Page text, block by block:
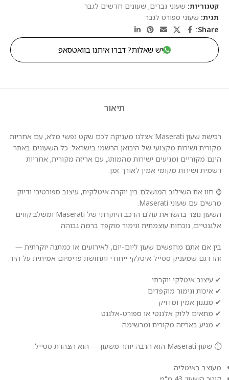
קטגוריות: שעוני גברים, שעונים חדשים לגבר
תגית: שעוני ספורט לגבר
Share:
יש שאלות? דברו איתנו בוואטסאפ
תיאור
רכישת שעון Maserati אצלנו מעניקה לכם שקט נפשי מלא, עם אחריות
מקורית ושירות מקצועי של היבואן הרשמי בישראל. כל השעונים באתר
הינם מקוריים ומגיעים ישירות מהמותג, עם אריזה מקורית, אחריות
רשמית ושירות מקומי אמין לאורך זמן.
⌚ חוו את השילוב המושלם בין יוקרה איטלקית, עיצוב ספורטיבי ודיוק
מרשים עם שעוני Maserati.
השעון נוצר בהשראת עולם הרכב היוקרתי של Maserati ומשלב קווים
אלגנטיים, נוכחות עוצמתית וגימור מוקפד ברמה גבוהה.
בין אם אתם מחפשים שעון ליום-יום, לאירועים או כמתנה יוקרתית —
זהו דגם שמעניק סטייל איטלקי ייחודי ותחושת פרימיום אמיתית על היד.
✔ עיצוב איטלקי יוקרתי
✔ איכות וגימור מוקפדים
✔ מנגנון אמין ומדויק
✔ מתאים ללוק אלגנטי או ספורט-אלגנט
✔ מגיע באריזה מקורית ומרשימה
⏱️ שעון Maserati הוא הרבה יותר משעון — הוא הצהרת סטייל.
מעוצב באיטליה